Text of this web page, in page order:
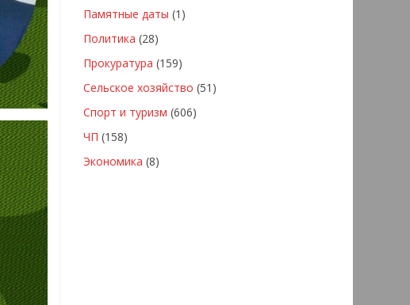
Памятные даты (1)
Политика (28)
Прокуратура (159)
Сельское хозяйство (51)
Спорт и туризм (606)
ЧП (158)
Экономика (8)